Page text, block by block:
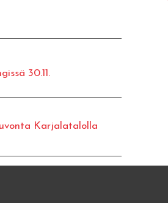
30.11.
Karjalatalolla